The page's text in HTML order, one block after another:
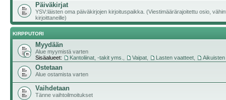
Päiväkirjat
YSV:läisten oma päiväkirjojen kirjoituspaikka. (Viestimäärärajoitettu osio,
kirjoittaneille)
KIRPPUTORI
Myydään
Alue myymistä varten
Sisäalueet:
Kantoliinat, -takit yms. Vaipat Lasten vaatteet
Ostetaan
Alue ostamista varten
Vaihdetaan
Tänne vaihtoilmoitukset